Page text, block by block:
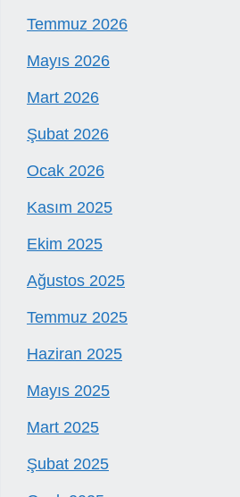
Temmuz 2026
Mayıs 2026
Mart 2026
Şubat 2026
Ocak 2026
Kasım 2025
Ekim 2025
Ağustos 2025
Temmuz 2025
Haziran 2025
Mayıs 2025
Mart 2025
Şubat 2025